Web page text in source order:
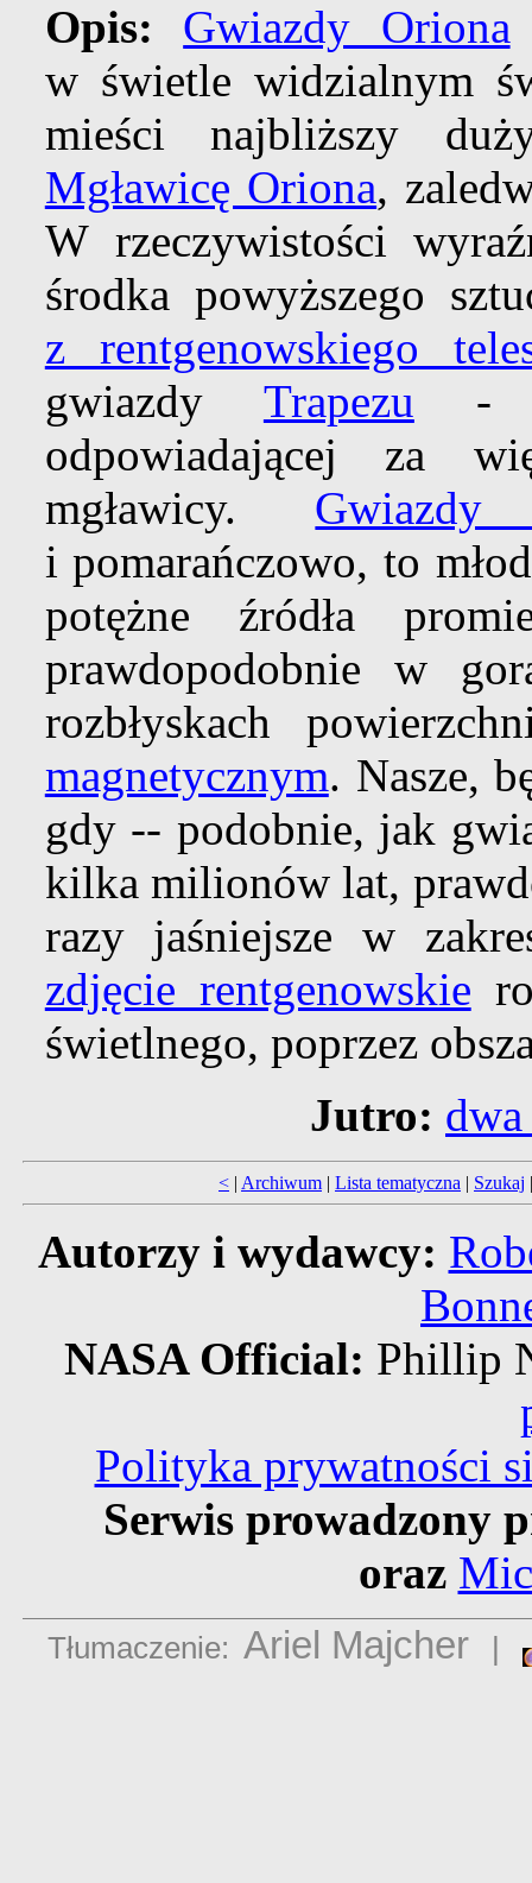
Opis:
Gwiazdy Oriona
w świetle widzialnym
mieści najbliższy
Mgławicę Oriona,
W rzeczywistości
środka powyższego
z rentgenowskiego
gwiazdy Trapezu -
odpowiadającej za
mgławicy. Gwiazdy
i pomarańczowo, to
potężne źródła
prawdopodobnie w
rozbłyskach
magnetycznym. Nasze,
gdy -- podobnie, jak
kilka milionów lat,
razy jaśniejsze w
zdjęcie rentgenowskie
świetlnego, poprzez
Jutro:
< | Archiwum | Lista tematyczna | Szukaj
Autorzy i wydawcy:
NASA Official: Phillip
Polityka prywatności
Serwis prowadzony
oraz
Tłumaczenie: Ariel Majcher |